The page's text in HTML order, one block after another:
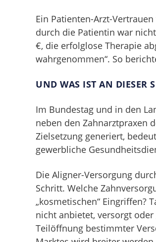
Ein Patienten-Arzt-
durch die Patientin war
€, die erfolglose Therapie
wahrgenommen“. So
UND WAS IST AN DIESER
Im Bundestag und in den
neben den Zahnarztpraxen
Zielsetzung generiert,
gewerbliche
Die Aligner-Versorgung
Schritt. Welche
„kosmetischen“ Eingriffen?
nicht anbietet, versorgt
Teilöffnung bestimmter